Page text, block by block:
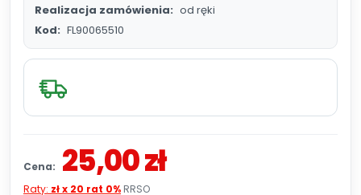
Realizacja zamówienia: od ręki
Kod: FL90065510
Cena: 25,00 zł
Raty: zł x 20 rat 0% RRSO